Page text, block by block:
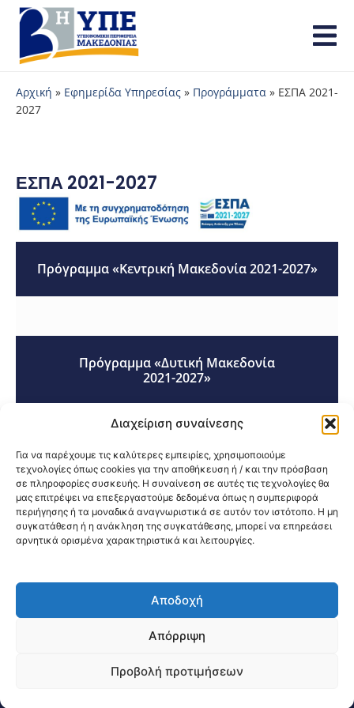
Διαχείριση συναίνεσης
Για να παρέχουμε τις καλύτερες εμπειρίες, χρησιμοποιούμε
τεχνολογίες όπως cookies για την αποθήκευση ή / και την πρόσβαση
σε πληροφορίες συσκευής. Η συναίνεση σε αυτές τις τεχνολογίες θα
μας επιτρέψει να επεξεργαστούμε δεδομένα όπως η συμπεριφορά
περιήγησης ή τα μοναδικά αναγνωριστικά σε αυτόν τον ιστότοπο. Η μη
συγκατάθεση ή η ανάκληση της συγκατάθεσης, μπορεί να επηρεάσει
αρνητικά ορισμένα χαρακτηριστικά και λειτουργίες.
Αποδοχή
Απόρριψη
Προβολή προτιμήσεων
Αρχική » Εφημερίδα Υπηρεσίας » Προγράμματα » ΕΣΠΑ 2021-
2027
ΕΣΠΑ 2021-2027
Πρόγραμμα «Κεντρική Μακεδονία 2021-2027»
Πρόγραμμα «Δυτική Μακεδονία
2021-2027»
Κοινοποίηση:
@2026 3ype.gr All rights reserved
Θεσσαλονίκη, ΕλλάδαΤηλ: +30 2311 226 200
04238 Website Visits: 1592903